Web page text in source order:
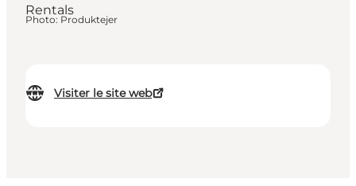
Visiter le site web
Rentals
Photo: Produktejer